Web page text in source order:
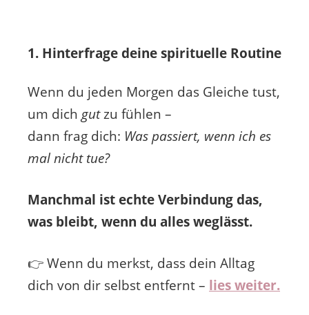
1. Hinterfrage deine spirituelle Routine
Wenn du jeden Morgen das Gleiche tust,
um dichgutzu fühlen –
dann frag dich: Was passiert, wenn ich es
mal nicht tue?
Manchmal ist echte Verbindung das,
was bleibt, wenn du alles weglässt.
👉 Wenn du merkst, dass dein Alltag
dich von dir selbst entfernt – lies weiter.